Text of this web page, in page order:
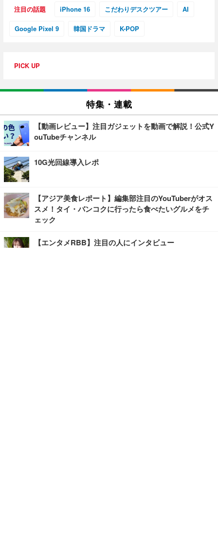
注目の話題 iPhone 16 こだわりデスクツアー AI
Google Pixel 9 韓国ドラマ K-POP
PICK UP
特集・連載
【動画レビュー】注目ガジェットを動画で解説！公式Y
ouTubeチャンネル
10G光回線導入レポ
【アジア美食レポート】編集部注目のYouTuberがオス
スメ！タイ・バンコクに行ったら食べたいグルメをチ
ェック
【エンタメRBB】注目の人にインタビュー